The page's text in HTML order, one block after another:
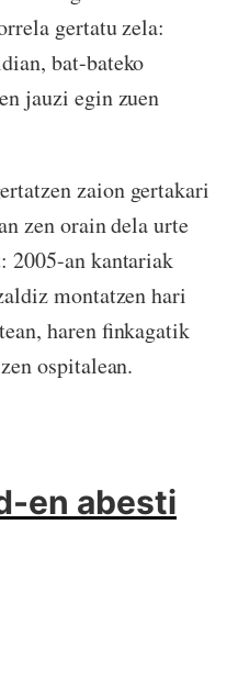
gertatu zela:
bat-bateko
jauzi egin zuen
zaion gertakari
zen orain dela urte
2005-an kantariak
montatzen hari
haren finkagatik
ospitalean.
en abesti